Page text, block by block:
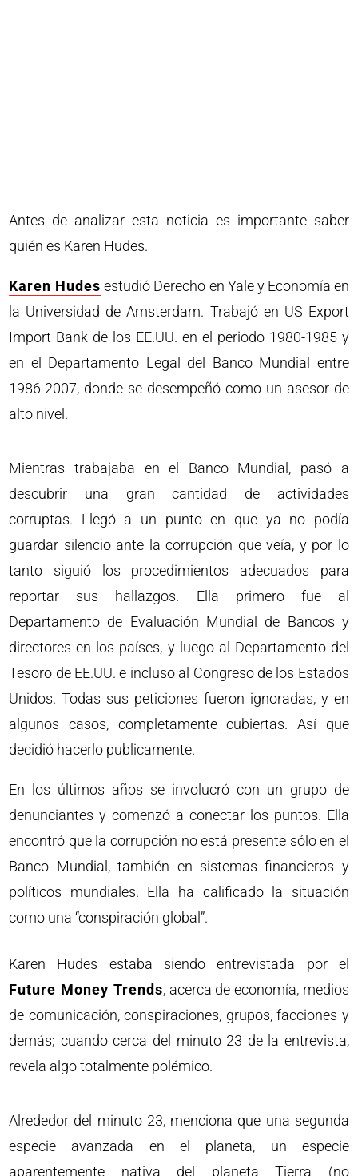
Antes de analizar esta noticia es importante saber
quién es Karen Hudes.
Karen Hudes estudió Derecho en Yale y Economía en
la Universidad de Amsterdam. Trabajó en US Export
Import Bank de los EE.UU. en el periodo 1980-1985 y
en el Departamento Legal del Banco Mundial entre
1986-2007, donde se desempeñó como un asesor de
alto nivel.
Mientras trabajaba en el Banco Mundial, pasó a
descubrir una gran cantidad de actividades
corruptas. Llegó a un punto en que ya no podía
guardar silencio ante la corrupción que veía, y por lo
tanto siguió los procedimientos adecuados para
reportar sus hallazgos. Ella primero fue al
Departamento de Evaluación Mundial de Bancos y
directores en los países, y luego al Departamento del
Tesoro de EE.UU. e incluso al Congreso de los Estados
Unidos. Todas sus peticiones fueron ignoradas, y en
algunos casos, completamente cubiertas. Así que
decidió hacerlo publicamente.
En los últimos años se involucró con un grupo de
denunciantes y comenzó a conectar los puntos. Ella
encontró que la corrupción no está presente sólo en el
Banco Mundial, también en sistemas financieros y
políticos mundiales. Ella ha calificado la situación
como una “conspiración global”.
Karen Hudes estaba siendo entrevistada por el
Future Money Trends, acerca de economía, medios
de comunicación, conspiraciones, grupos, facciones y
demás; cuando cerca del minuto 23 de la entrevista,
revela algo totalmente polémico.
Alrededor del minuto 23, menciona que una segunda
especie avanzada en el planeta, un especie
aparentemente nativa del planeta Tierra (no